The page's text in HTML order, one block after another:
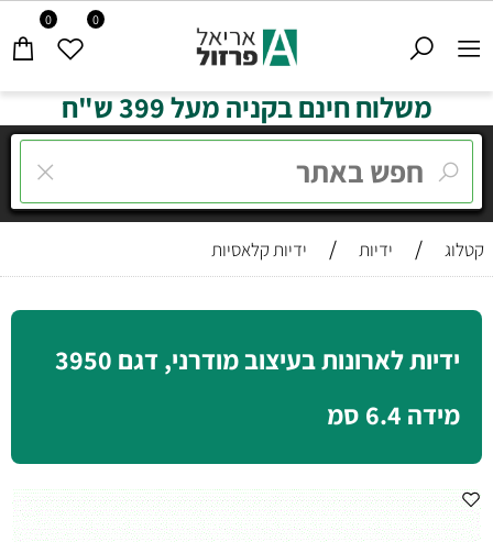
0 0
משלוח חינם בקניה מעל 399 ש"ח
קטלוג / ידיות / ידיות קלאסיות
ידיות לארונות בעיצוב מודרני, דגם 3950
מידה 6.4 סמ